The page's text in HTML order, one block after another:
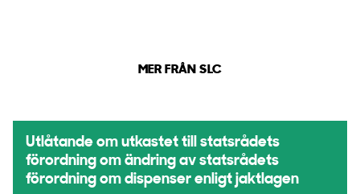
MER FRÅN SLC
Utlåtande om utkastet till statsrådets
förordning om ändring av statsrådets
förordning om dispenser enligt jaktlagen